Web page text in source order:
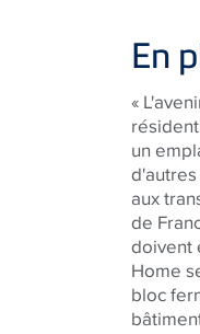
En
«
un
aux
de
doivent
Home
bloc